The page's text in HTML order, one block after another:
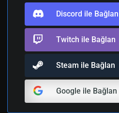
Discord ile Bağlan
Twitch ile Bağlan
Steam ile Bağlan
Google ile Bağlan